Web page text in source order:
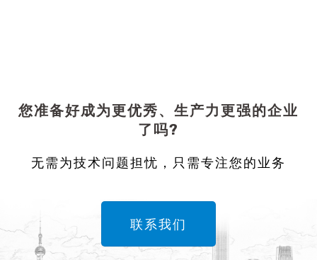
您准备好成为更优秀、生产力更强的企业
了吗?
无需为技术问题担忧，只需专注您的业务
联系我们